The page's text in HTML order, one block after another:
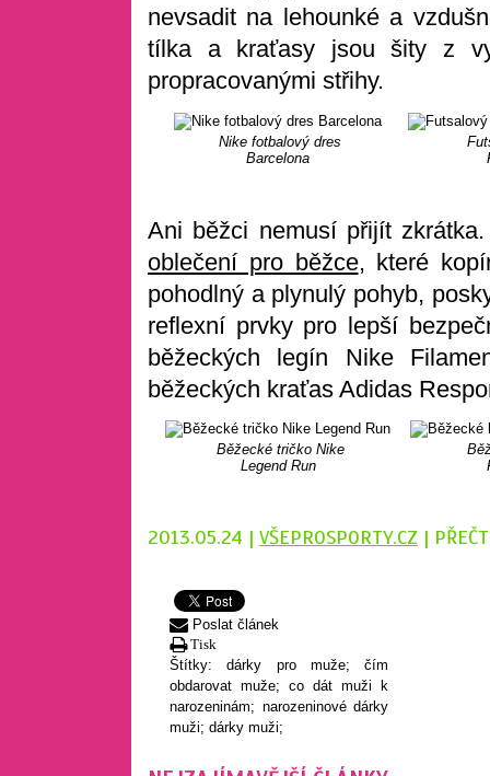
nevsadit na lehounké a
tílka a kraťasy jsou šity z
propracovanými střihy.
Nike fotbalový dres
Barcelona
Ani běžci nemusí přijít
oblečení pro běžce, které
pohodlný a plynulý pohyb,
reflexní prvky pro lepší
běžeckých legín Nike
běžeckých kraťas Adidas
Běžecké tričko Nike
Legend Run
2013.05.24 | VŠEPROSPORTY.CZ |
Poslat článek
Tisk
Štítky:dárky pro muže; čím
obdarovat muže; co dát muži k
narozeninám; narozeninové dárky
muži; dárky muži;